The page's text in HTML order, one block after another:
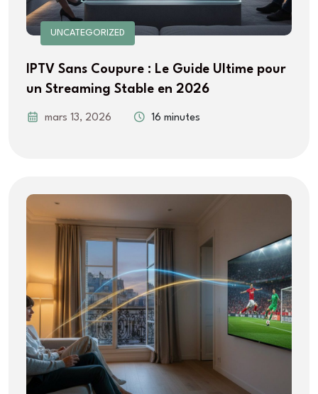
UNCATEGORIZED
IPTV Sans Coupure : Le Guide Ultime pour
un Streaming Stable en 2026
mars 13, 2026 16 minutes